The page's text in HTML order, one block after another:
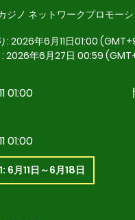
ジノ ネットワークプロモー
: 2026年6月11日01:00
: 2026年6月27日 00:59
01:00
01:00
6月11日～6月18日